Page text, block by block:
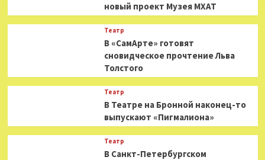
новый проект Музея МХАТ
Театр
В «СамАрте» готовят
сновидческое прочтение Льва
Толстого
Театр
В Театре на Бронной наконец-то
выпускают «Пигмалиона»
Театр
В Санкт-Петербургском